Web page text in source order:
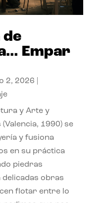
de
Empar
2, 2026
y Arte y
1990) se
y fusiona
en su práctica
piedras
obras
flotar entre lo